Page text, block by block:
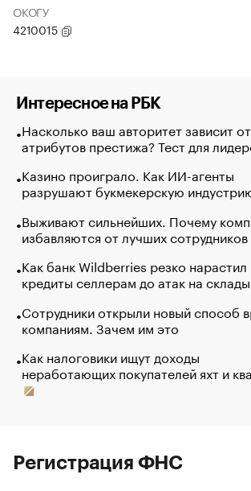
ОКОГУ
4210015
Интересное на РБК
Насколько ваш авторитет зависит от
атрибутов престижа? Тест для
Казино проиграло. Как ИИ-агенты
разрушают букмекерскую
Выживают сильнейших. Почему
избавляются от лучших сотрудников
Как банк Wildberries резко нарастил
кредиты селлерам до атак на склады
Сотрудники открыли новый способ
компаниям. Зачем им это
Как налоговики ищут доходы
неработающих покупателей яхт и
Регистрация ФНС